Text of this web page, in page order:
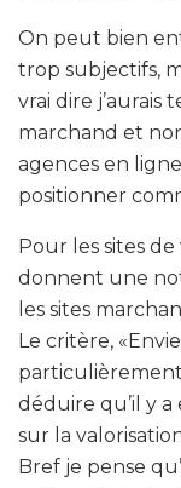
On peut bien
trop subjectifs,
vrai dire
marchand et
agences en
positionner
Pour les sites
donnent une
les sites
Le critère,
déduire qu’il y
sur la
Bref je pense